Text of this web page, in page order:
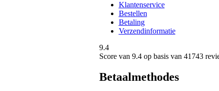
Klantenservice
Bestellen
Betaling
Verzendinformatie
9.4
Score van 9.4op basis van 41743
Betaalmethodes